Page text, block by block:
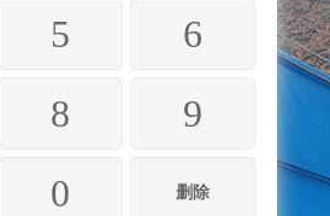
5
6
8 9
0 删除